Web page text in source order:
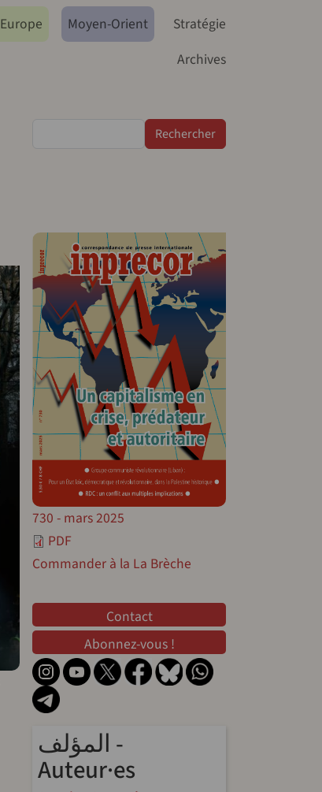
Europe Moyen-Orient
Stratégie
Archives
730 - mars 2025
PDF
Commander à la La Brèche
Contact
Abonnez-vous !
المؤلف -
Auteur·es